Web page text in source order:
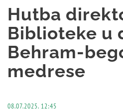
Hutba
Biblioteke u
Behram-
medrese
08.07.2025. 12:45